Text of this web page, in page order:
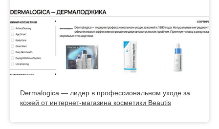
Dermalogica — лидер в профессиональном уходе за
кожей от интернет-магазина косметики Beautis